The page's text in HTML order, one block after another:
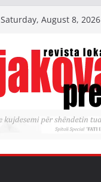
Saturday, August 8, 2026